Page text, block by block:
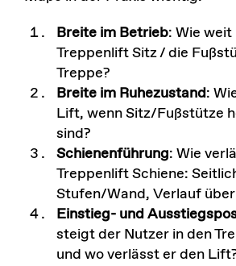
Breite im Betrieb: Wie
Treppenlift Sitz / die
Treppe?
Breite im Ruhezustand:
Lift, wenn Sitz/Fußstütze
sind?
Schienenführung: Wie
Treppenlift Schiene:
Stufen/Wand, Verlauf
Einstieg- und
steigt der Nutzer in den
und wo verlässt er den